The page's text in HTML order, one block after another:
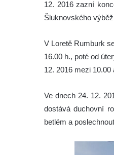
12. 2016 zazní
Šluknovského
V Loretě Rumburk
16.00 h., poté od
12. 2016 mezi
Ve dnech 24. 12.
dostává duchovní
betlém a